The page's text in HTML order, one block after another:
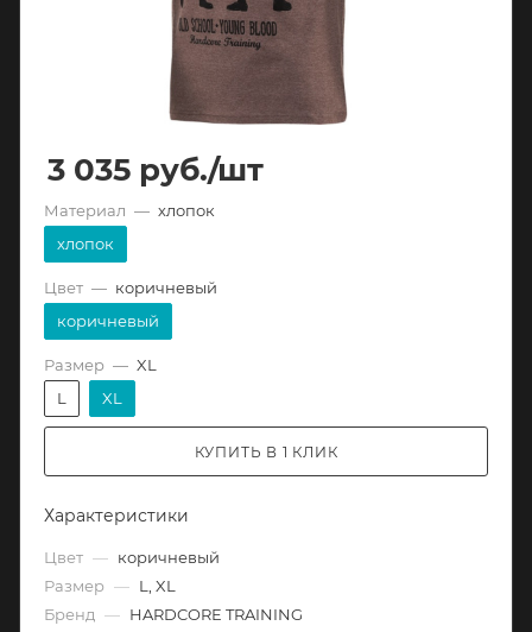
3 035 руб./шт
Материал — хлопок
хлопок
Цвет — коричневый
коричневый
Размер — XL
L
XL
КУПИТЬ В 1 КЛИК
Характеристики
Цвет — коричневый
Размер — L, XL
Бренд — HARDCORE TRAINING